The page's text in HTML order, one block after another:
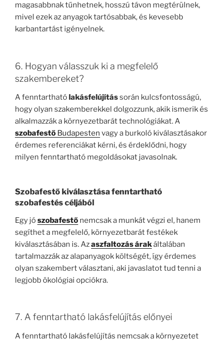
magasabbnak tűnhetnek, hosszú távon megtérülnek,
mivel ezek az anyagok tartósabbak, és kevesebb
karbantartást igényelnek.
6. Hogyan válasszuk ki a megfelelő
szakembereket?
A fenntartható lakásfelújítássorán kulcsfontosságú,
hogy olyan szakemberekkel dolgozzunk, akik ismerik és
alkalmazzák a környezetbarát technológiákat. A
szobafestő Budapesten vagy a burkoló kiválasztásakor
érdemes referenciákat kérni, és érdeklődni, hogy
milyen fenntartható megoldásokat javasolnak.
Szobafestőkiválasztása fenntartható
szobafestéscéljából
Egy jószobafestő nemcsak a munkát végzi el, hanem
segíthet a megfelelő, környezetbarát festékek
kiválasztásában is. Azaszfaltozás árakáltalában
tartalmazzák az alapanyagok költségét, így érdemes
olyan szakembert választani, aki javaslatot tud tenni a
legjobb ökológiai opciókra.
7. A fenntartható lakásfelújítás előnyei
A fenntartható lakásfelújítás nemcsak a környezetet